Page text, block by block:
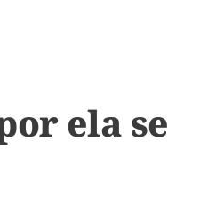
ela se